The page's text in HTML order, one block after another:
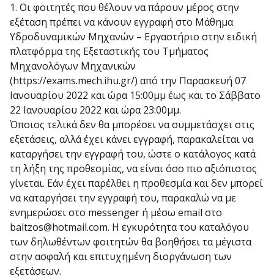
1. Οι φοιτητές που θέλουν να πάρουν μέρος στην
εξέταση πρέπει να κάνουν εγγραφή στο Μάθημα
Υδροδυναμικών Μηχανών – Εργαστήριο στην ειδική
πλατφόρμα της Εξεταστικής του Τμήματος
Μηχανολόγων Μηχανικών
(https://exams.mech.ihu.gr/) από την Παρασκευή 07
Ιανουαρίου 2022 και ώρα 15:00μμ έως και το Σάββατο
22 Ιανουαρίου 2022 και ώρα 23:00μμ.
Όποιος τελικά δεν θα μπορέσει να συμμετάσχει στις
εξετάσεις, αλλά έχει κάνει εγγραφή, παρακαλείται να
καταργήσει την εγγραφή του, ώστε ο κατάλογος κατά
τη λήξη της προθεσμίας, να είναι όσο πιο αξιόπιστος
γίνεται. Εάν έχει παρέλθει η προθεσμία και δεν μπορεί
να καταργήσει την εγγραφή του, παρακαλώ να με
ενημερώσει στο messenger ή μέσω email στο
baltzos@hotmail.com. Η εγκυρότητα του καταλόγου
των δηλωθέντων φοιτητών θα βοηθήσει τα μέγιστα
στην ασφαλή και επιτυχημένη διοργάνωση των
εξετάσεων.